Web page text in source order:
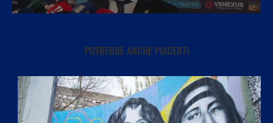
POTREBBE ANCHE PIACERTI